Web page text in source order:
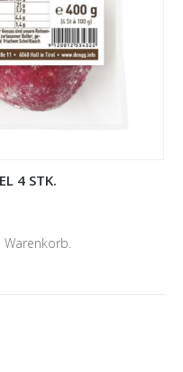
4 STK.